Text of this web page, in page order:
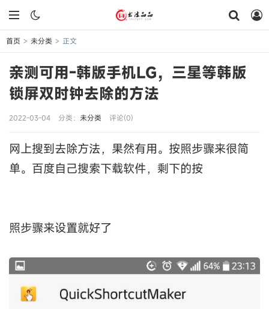
首页 > 未分类 > 正文
亲测可用-韩版手机LG，三星等韩版
锁屏双时钟去除的方法
2022-03-04 分类： 未分类 评论(0)
网上搜到去除方法，果然有用。按照步骤来很简
单。百度自己搜索下载软件，剩下的按
照步骤来设置就好了